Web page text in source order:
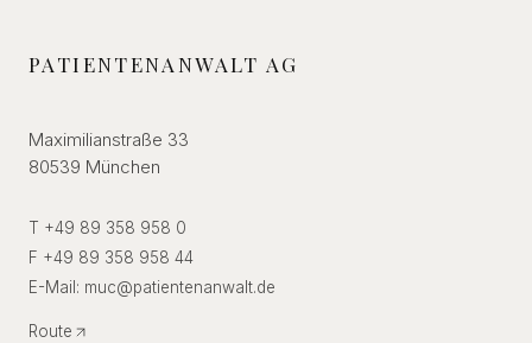
PATIENTENANWALT AG
Maximilianstraße 33
80539 München
T +49 89 358 958 0
F +49 89 358 958 44
E-Mail: muc@patientenanwalt.de
Route